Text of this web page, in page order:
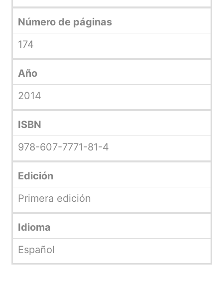
Número de páginas
174
Año
2014
ISBN
978-607-7771-81-4
Edición
Primera edición
Idioma
Español